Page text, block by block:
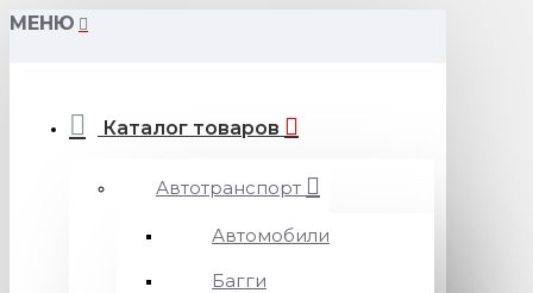
МЕНЮ
Каталог товаров
Автотранспорт
Автомобили
Багги